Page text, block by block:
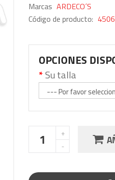
Marcas ARDECO´S
Código de producto: 4506
OPCIONES
Su talla